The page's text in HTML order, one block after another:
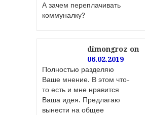
А зачем переплачивать
коммуналку?
dimongroz on
06.02.2019
Полностью разделяю
Ваше мнение. В этом что-
то есть и мне нравится
Ваша идея. Предлагаю
вынести на общее